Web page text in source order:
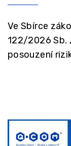
Ve Sbírce
122/2026 Sb.
posouzení